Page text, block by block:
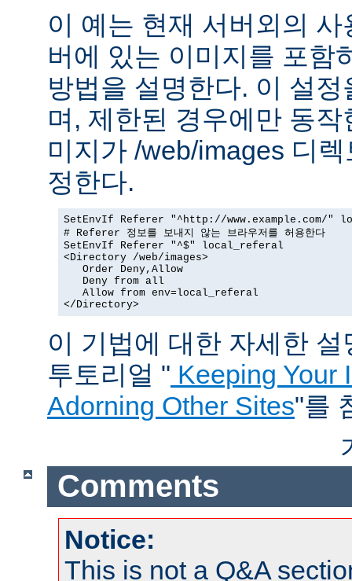
이 예는 현재 서버외의
버에 있는 이미지를 포함
방법을 설명한다. 이 설
며, 제한된 경우에만 동
미지가 /web/images 디
정한다.
SetEnvIf Referer "^http://www.example.com/"
# Referer 정보를 보내지 않는 브라우저를 허용한다
SetEnvIf Referer "^$" local_referal
<Directory /web/images>
   Order Deny,Allow
   Deny from all
   Allow from env=local_referal
</Directory>
이 기법에 대한 자세한
투토리얼 " Keeping Your
Adorning Other Sites"를
Comments
Notice:
This is not a Q&A